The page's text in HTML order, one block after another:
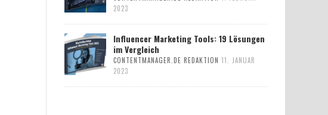
2023
Influencer Marketing Tools: 19 Lösungen
im Vergleich
CONTENTMANAGER.DE REDAKTION 11. JANUAR
2023